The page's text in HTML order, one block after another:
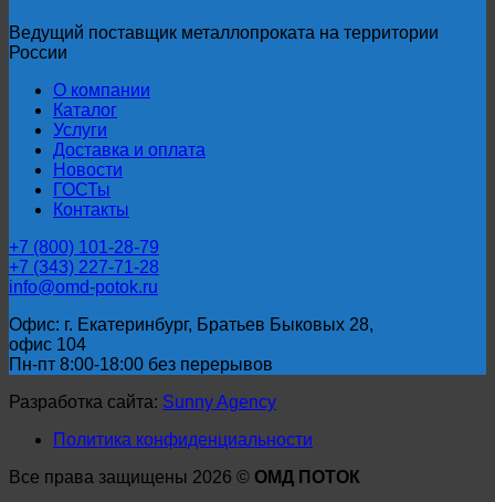
Ведущий поставщик металлопроката на территории
России
О компании
Каталог
Услуги
Доставка и оплата
Новости
ГОСТы
Контакты
+7 (800) 101-28-79
+7 (343) 227-71-28
info@omd-potok.ru
Офис: г. Екатеринбург, Братьев Быковых 28,
офис 104
Пн-пт 8:00-18:00 без перерывов
Разработка сайта: Sunny Agency
Политика конфиденциальности
Все права защищены 2026 © ОМД ПОТОК